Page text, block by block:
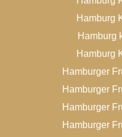
Hamburg
Hamburg
Hamburg
Hamburger
Hamburger
Hamburger
Hamburger